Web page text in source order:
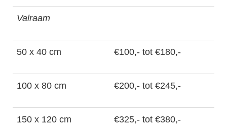
Valraam
50 x 40 cm €100,- tot €180,-
100 x 80 cm €200,- tot €245,-
150 x 120 cm €325,- tot €380,-